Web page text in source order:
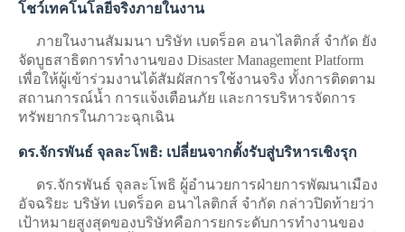
โชว์เทคโนโลยีจริงภายในงาน
ภายในงานสัมมนา บริษัท เบดร็อค อนาไลติกส์ จำกัด ยัง
จัดบูธสาธิตการทำงานของ Disaster Management Platform
เพื่อให้ผู้เข้าร่วมงานได้สัมผัสการใช้งานจริง ทั้งการติดตาม
สถานการณ์น้ำ การแจ้งเตือนภัย และการบริหารจัดการ
ทรัพยากรในภาวะฉุกเฉิน
ดร.จักรพันธ์ จุลละโพธิ: เปลี่ยนจากตั้งรับสู่บริหารเชิงรุก
ดร.จักรพันธ์ จุลละโพธิ ผู้อำนวยการฝ่ายการพัฒนาเมือง
อัจฉริยะ บริษัท เบดร็อค อนาไลติกส์ จำกัด กล่าวปิดท้ายว่า
เป้าหมายสูงสุดของบริษัทคือการยกระดับการทำงานของ